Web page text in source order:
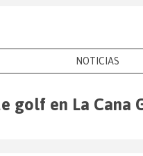
NOTICIAS
golf en La Cana